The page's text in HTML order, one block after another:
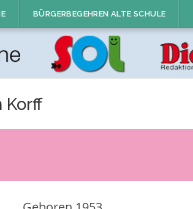
BÜRGERBEGEHREN ALTE SCHULE
Korff